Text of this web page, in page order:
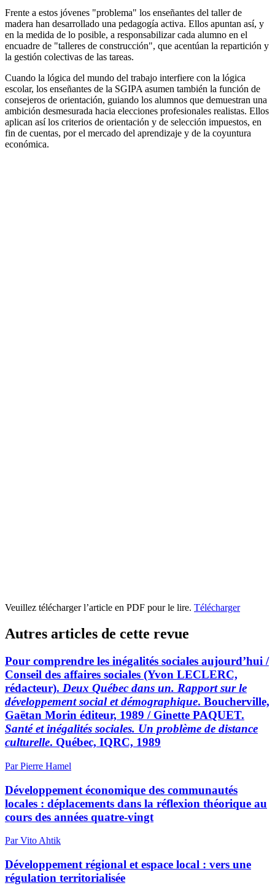
Frente a estos jóvenes "problema" los enseñantes del taller de
madera han desarrollado una pedagogía activa. Ellos apuntan así, y
en la medida de lo posible, a responsabilizar cada alumno en el
encuadre de "talleres de construcción", que acentúan la repartición y
la gestión colectivas de las tareas.
Cuando la lógica del mundo del trabajo interfiere con la lógica
escolar, los enseñantes de la SGIPA asumen también la función de
consejeros de orientación, guiando los alumnos que demuestran una
ambición desmesurada hacia elecciones profesionales realistas. Ellos
aplican así los criterios de orientación y de selección impuestos, en
fin de cuentas, por el mercado del aprendizaje y de la coyuntura
económica.
Veuillez télécharger l’article en PDF pour le lire. Télécharger
Autres articles de cette revue
Pour comprendre les inégalités sociales aujourd’hui /
Conseil des affaires sociales (Yvon LECLERC,
rédacteur). Deux Québec dans un. Rapport sur le
développement social et démographique. Boucherville,
Gaëtan Morin éditeur, 1989 / Ginette PAQUET.
Santé et inégalités sociales. Un problème de distance
culturelle. Québec, IQRC, 1989
Par Pierre Hamel
Développement économique des communautés
locales : déplacements dans la réflexion théorique au
cours des années quatre-vingt
Par Vito Ahtik
Développement régional et espace local : vers une
régulation territorialisée